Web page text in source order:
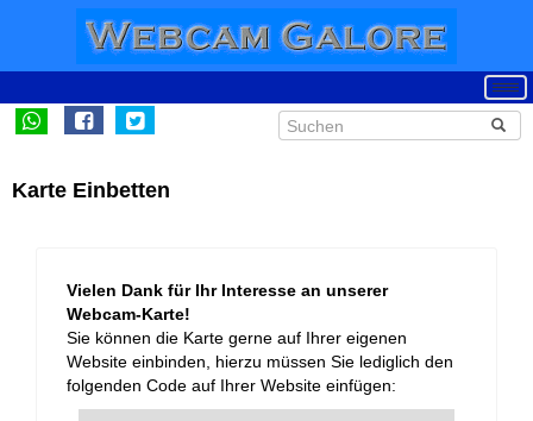
Karte Einbetten
Vielen Dank für Ihr Interesse an unserer
Webcam-Karte!
Sie können die Karte gerne auf Ihrer eigenen
Website einbinden, hierzu müssen Sie lediglich den
folgenden Code auf Ihrer Website einfügen: